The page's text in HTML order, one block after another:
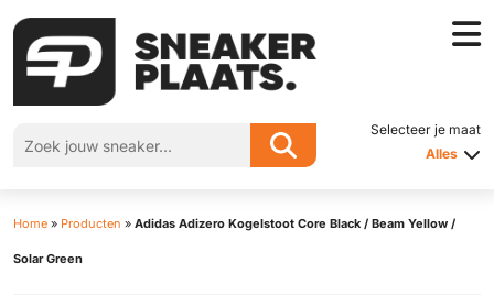
Selecteer je maat
Alles
Home » Producten » Adidas Adizero Kogelstoot Core Black / Beam Yellow /
Solar Green